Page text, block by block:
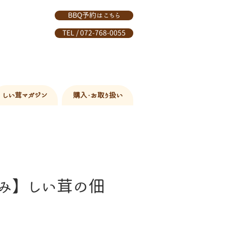
BBQ予約はこちら
TEL / 072-768-0055
しい茸マガジン 購入・お取り扱い
】しい茸の佃